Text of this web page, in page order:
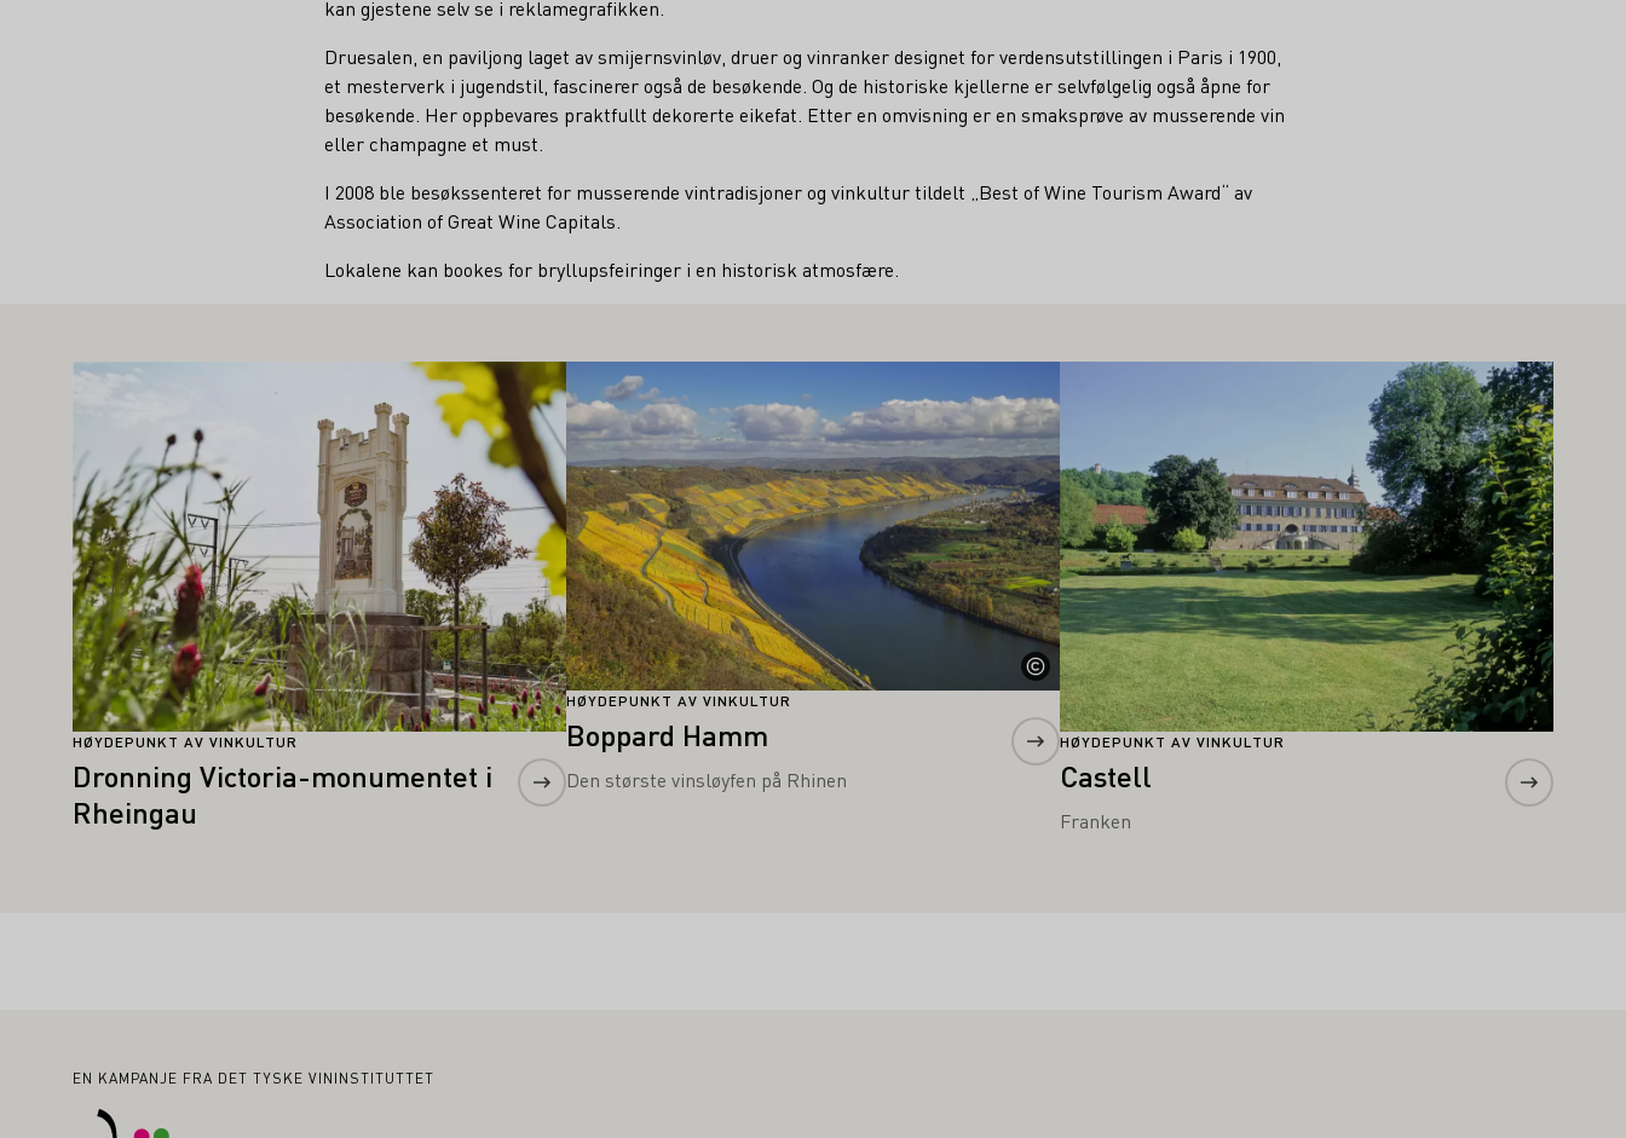
kan gjestene selv se i reklamegrafikken.
Druesalen, en paviljong laget av smijernsvinløv, druer og vinranker designet for verdensutstillingen i Paris i 1900,
et mesterverk i jugendstil, fascinerer også de besøkende. Og de historiske kjellerne er selvfølgelig også åpne for
besøkende. Her oppbevares praktfullt dekorerte eikefat. Etter en omvisning er en smaksprøve av musserende vin
eller champagne et must.
I 2008 ble besøkssenteret for musserende vintradisjoner og vinkultur tildelt „Best of Wine Tourism Award“ av
Association of Great Wine Capitals.
Lokalene kan bookes for bryllupsfeiringer i en historisk atmosfære.
OGSÅ INTERESSERE DEG
HØYDEPUNKT AV VINKULTUR
Dronning Victoria-monumentet i
Rheingau
Lær mer om dette
HØYDEPUNKT AV VINKULTUR
Boppard Hamm
Den største vinsløyfen på Rhinen
Lær mer om dette
HØYDEPUNKT AV VINKULTUR
Castell
Franken
Bunntekst
EN KAMPANJE FRA DET TYSKE VININSTITUTTET